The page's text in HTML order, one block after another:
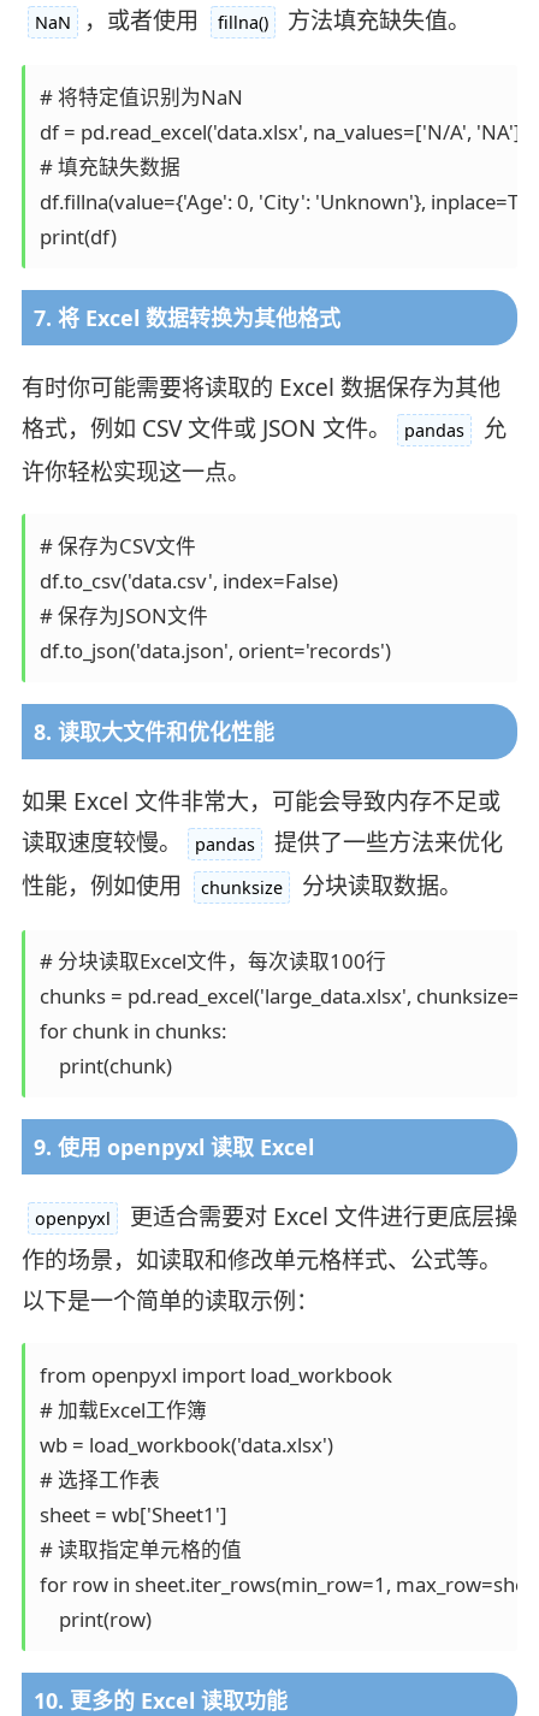
NaN ，或者使用 fillna() 方法填充缺失值。
# 将特定值识别为NaN
df = pd.read_excel('data.xlsx', na_values=['N/A', 'NA'])
# 填充缺失数据
df.fillna(value={'Age': 0, 'City': 'Unknown'},
print(df)
7. 将 Excel 数据转换为其他格式
有时你可能需要将读取的 Excel 数据保存为其他
格式，例如 CSV 文件或 JSON 文件。
pandas
允
许你轻松实现这一点。
# 保存为CSV文件
df.to_csv('data.csv', index=False)
# 保存为JSON文件
df.to_json('data.json', orient='records')
8. 读取大文件和优化性能
如果 Excel 文件非常大，可能会导致内存不足或
读取速度较慢。
pandas
提供了一些方法来优化
性能，例如使用
chunksize 分块读取数据。
# 分块读取Excel文件，每次读取100行
chunks = pd.read_excel('large_data.xlsx',
for chunk in chunks:
    print(chunk)
9. 使用 openpyxl 读取 Excel
openpyxl
更适合需要对 Excel 文件进行更底层操
作的场景，如读取和修改单元格样式、公式等。
以下是一个简单的读取示例：
from openpyxl import load_workbook
# 加载Excel工作簿
wb = load_workbook('data.xlsx')
# 选择工作表
sheet = wb['Sheet1']
# 读取指定单元格的值
for row in sheet.iter_rows(min_row=1,
    print(row)
10. 更多的 Excel 读取功能